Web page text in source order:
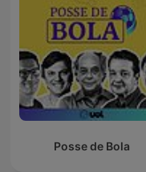
Posse de Bola